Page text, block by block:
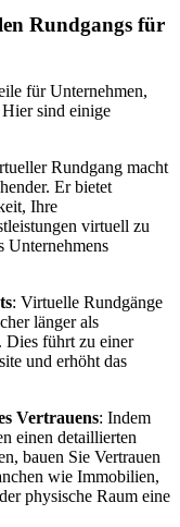
Rundgangs für
für Unternehmen,
sind einige
Rundgang macht
Er bietet
Ihre
virtuell zu
Unternehmens
: Virtuelle Rundgänge
länger als
führt zu einer
und erhöht das
Vertrauens: Indem
einen detaillierten
bauen Sie Vertrauen
wie Immobilien,
physische Raum eine